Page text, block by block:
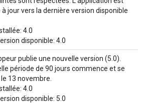
jour vers la dernière version disponible
4.0
disponible: 4.0
publie une nouvelle version (5.0).
période de 90 jours commence et se
13 novembre.
4.0
disponible: 5.0